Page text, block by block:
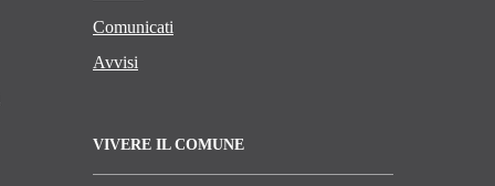
Comunicati
Avvisi
VIVERE IL COMUNE